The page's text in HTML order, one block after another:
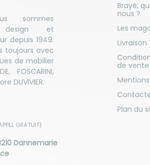
Brayé,
nous ?
Les
Livraison
de vente
Plan du
sommes
design et
depuis 1949.
toujours avec
de mobilier
FOSCARINI,
DUVIVIER.
GRATUIT)
Dannemarie